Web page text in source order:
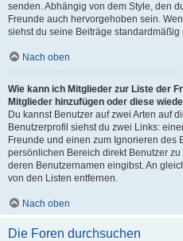
senden. Abhängig von dem Style, den
Freunde auch hervorgehoben sein.
siehst du seine Beiträge standardmäßig
Nach oben
Wie kann ich Mitglieder zur Liste der
Mitglieder hinzufügen oder diese
Du kannst Benutzer auf zwei Arten auf
Benutzerprofil siehst du zwei Links:
Freunde und einen zum Ignorieren des
persönlichen Bereich direkt Benutzer
deren Benutzernamen eingibst. An
von den Listen entfernen.
Nach oben
Die Foren durchsuchen